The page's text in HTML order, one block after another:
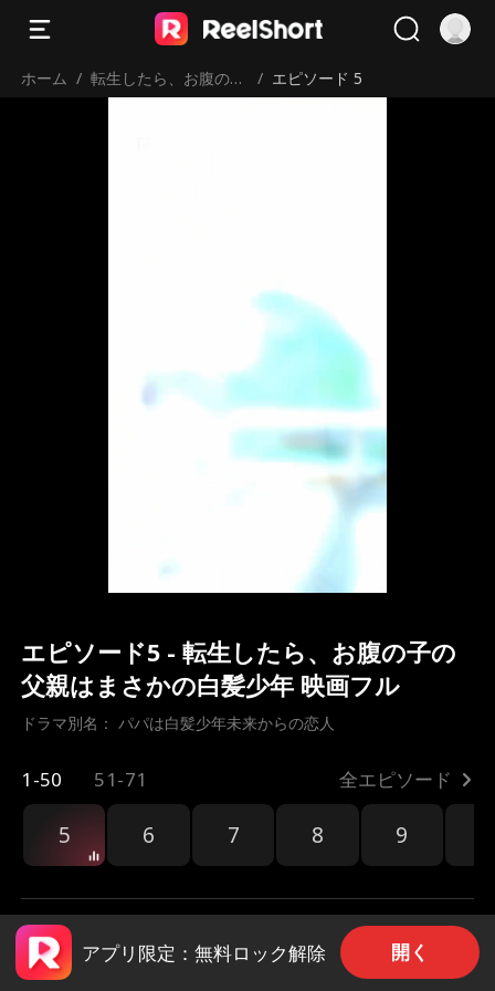
ホーム / 転生したら、お腹の子
/ エピソード 5
エピソード5 - 転生したら、お腹の子の
父親はまさかの白髪少年 映画フル
ドラマ別名： パパは白髪少年未来からの恋人
1-50 51-71 全エピソード
5 6 7 8 9
共有
アプリ限定：無料ロック解除 開く